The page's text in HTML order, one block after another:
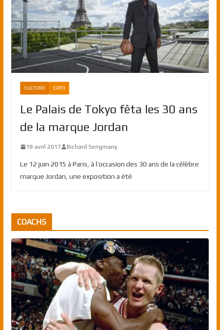
CULTURE EXPO
Le Palais de Tokyo fêta les 30 ans
de la marque Jordan
18 avril 2017 Richard Sengmany
Le 12 juin 2015 à Paris, à l’occasion des 30 ans de la célèbre
marque Jordan, une exposition a été
COACHS